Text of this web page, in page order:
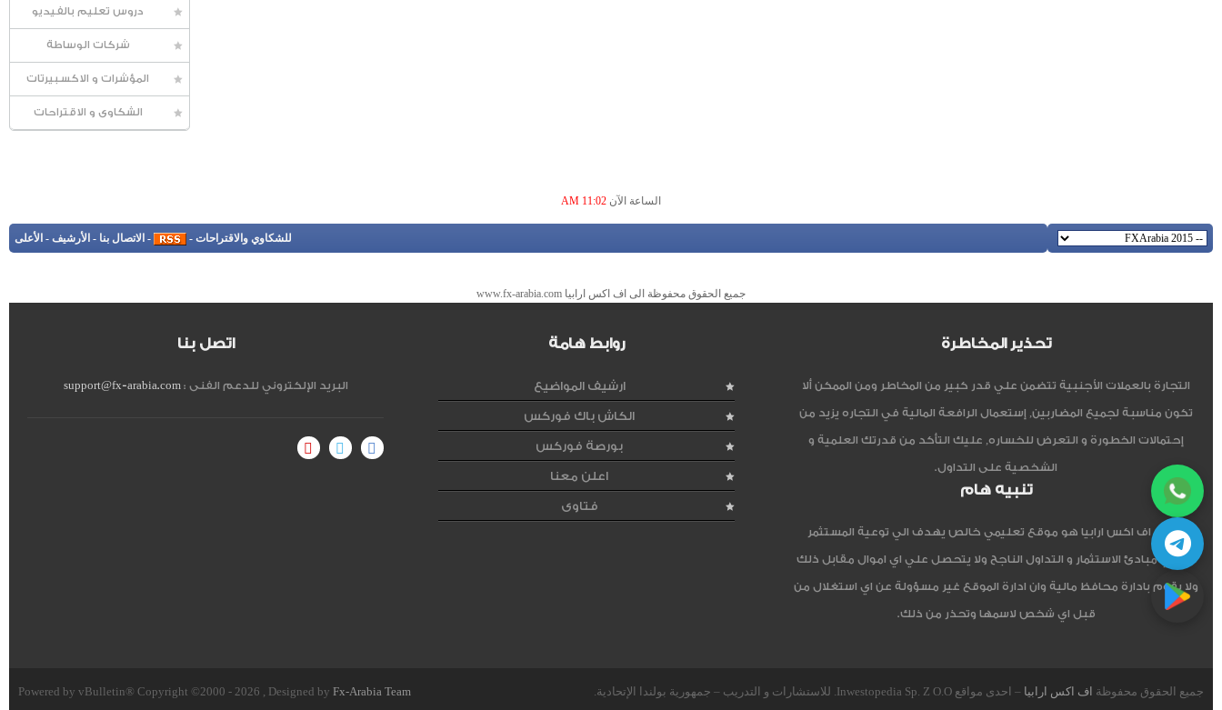
دروس تعليم بالفيديو
شركات الوساطة
المؤشرات و الاكسبيرتات
الشكاوى و الاقتراحات
الساعة الآن 11:02 AM
للشكاوي والاقتراحات -
- الاتصال بنا - الأرشيف - الأعلى
جميع الحقوق محفوظة الى اف اكس ارابيا www.fx-arabia.com
تحذير المخاطرة
التجارة بالعملات الأجنبية تتضمن علي قدر كبير من المخاطر ومن الممكن ألا
تكون مناسبة لجميع المضاربين, إستعمال الرافعة المالية في التجاره يزيد من
إحتمالات الخطورة و التعرض للخساره, عليك التأكد من قدرتك العلمية و
الشخصية على التداول.
تنبيه هام
موقع اف اكس ارابيا هو موقع تعليمي خالص يهدف الي توعية المستثمر
العربي مبادئ الاستثمار و التداول الناجح ولا يتحصل علي اي اموال مقابل ذلك
ولا يقوم بادارة محافظ مالية وان ادارة الموقع غير مسؤولة عن اي استغلال من
قبل اي شخص لاسمها وتحذر من ذلك.
روابط هامة
ارشيف المواضيع
الكاش باك فوركس
بورصة فوركس
اعلن معنا
فتاوى
اتصل بنا
البريد الإلكتروني للدعم الفنى :support@fx-arabia.com
جميع الحقوق محفوظة اف اكس ارابيا – احدى مواقع Inwestopedia Sp. Z O.O. للاستشارات و التدريب – جمهورية بولندا الإتحادية. Powered by vBulletin® Copyright ©2000 - 2026 , Designed by Fx-Arabia Team